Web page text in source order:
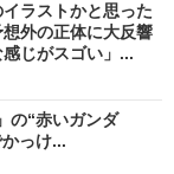
ラストかと思った
の正体に大反響
感じがスゴい」...
の“赤いガンダ
っけ...